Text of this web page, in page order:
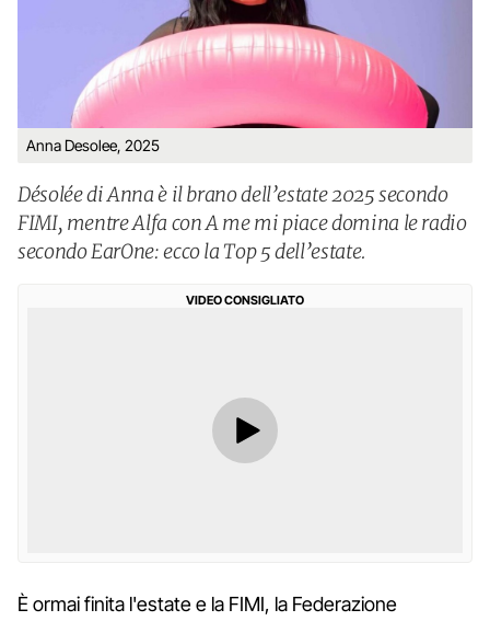
Anna Desolee, 2025
Désolée di Anna è il brano dell’estate 2025 secondo
FIMI, mentre Alfa con A me mi piace domina le radio
secondo EarOne: ecco la Top 5 dell’estate.
VIDEO CONSIGLIATO
È ormai finita l'estate e la FIMI, la Federazione